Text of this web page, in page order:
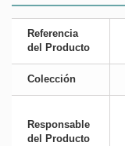
Referencia
del Producto
Colección
Responsable
del Producto